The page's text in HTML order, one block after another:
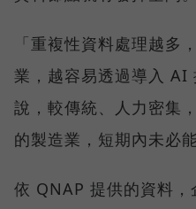
「重複性資料處理越多
業，越容易透過導入 AI
說，較傳統、人力密集
的製造業，短期內未必
依 QNAP 提供的資料